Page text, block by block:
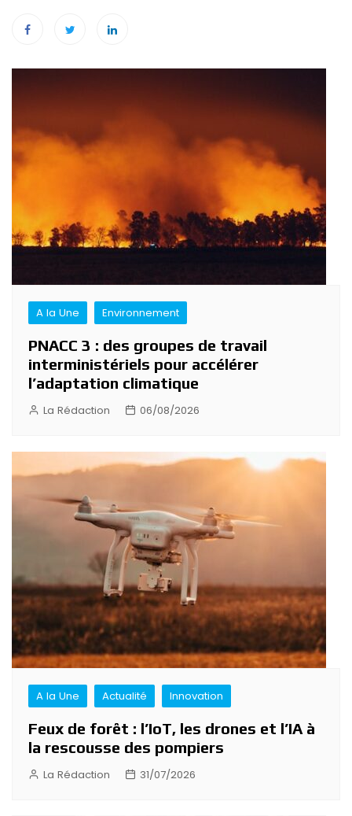
Navigation
de
l’article
A la Une Environnement
PNACC 3 : des groupes de travail
interministériels pour accélérer
l’adaptation climatique
La Rédaction 06/08/2026
A la Une Actualité Innovation
Feux de forêt : l’IoT, les drones et l’IA à
la rescousse des pompiers
La Rédaction 31/07/2026